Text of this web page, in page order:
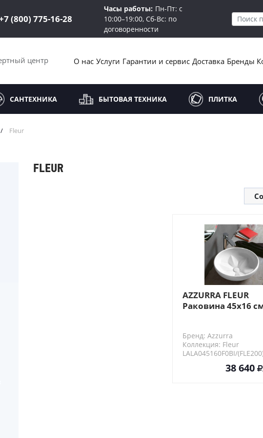
(800) 775-16-28
Часы работы: Пн-Пт: с
10:00–19:00, Сб-Вс: по
договоренности
центр О нас Услуги Гарантии и сервис Доставка Бренды
САНТЕХНИКА БЫТОВАЯ ТЕХНИКА ПЛИТКА
/ Fleur
FLEUR
AZZURRA FLEUR
Раковина 45х16
Бренд: Azzurra
Коллекция: Fleur
LALA045160F0BI/
38 640